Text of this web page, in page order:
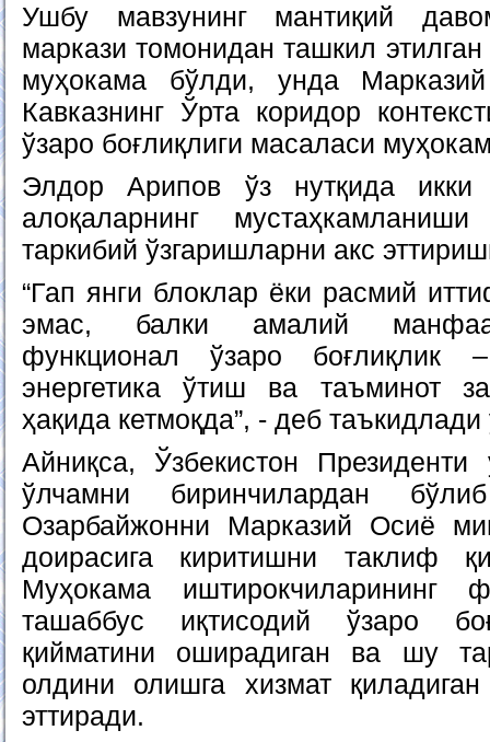
Ушбу мавзунинг мантиқий
маркази томонидан ташкил
муҳокама бўлди, унда
Кавказнинг Ўрта коридор
ўзаро боғлиқлиги масаласи
Элдор Арипов ўз нутқида икки
алоқаларнинг
таркибий ўзгаришларни акс
“Гап янги блоклар ёки расмий
эмас, балки амалий
функционал ўзаро боғлиқлик
энергетика ўтиш ва таъминот
ҳақида кетмоқда”, - деб таъкидлади
Айниқса, Ўзбекистон Президенти
ўлчамни биринчилардан
Озарбайжонни Марказий Осиё
доирасига киритишни таклиф
Муҳокама иштирокчиларининг
ташаббус иқтисодий ўзаро
қийматини оширадиган ва шу
олдини олишга хизмат
эттиради.